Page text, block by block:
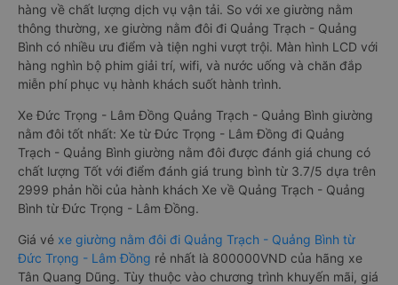
hàng về chất lượng dịch vụ vận tải. So với xe giường nằm
thông thường, xe giường nằm đôi đi Quảng Trạch - Quảng
Bình có nhiều ưu điểm và tiện nghi vượt trội. Màn hình LCD với
hàng nghìn bộ phim giải trí, wifi, và nước uống và chăn đắp
miễn phí phục vụ hành khách suốt hành trình.
Xe Đức Trọng - Lâm Đồng Quảng Trạch - Quảng Bình giường
nằm đôi tốt nhất: Xe từ Đức Trọng - Lâm Đồng đi Quảng
Trạch - Quảng Bình giường nằm đôi được đánh giá chung có
chất lượng Tốt với điểm đánh giá trung bình từ 3.7/5 dựa trên
2999 phản hồi của hành khách Xe về Quảng Trạch - Quảng
Bình từ Đức Trọng - Lâm Đồng.
Giá vé xe giường nằm đôi đi Quảng Trạch - Quảng Bình từ
Đức Trọng - Lâm Đồng rẻ nhất là 800000VND của hãng xe
Tân Quang Dũng. Tùy thuộc vào chương trình khuyến mãi, giá